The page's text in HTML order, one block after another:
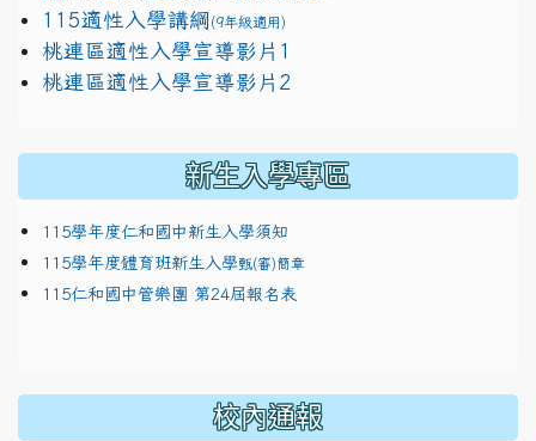
115適性入學講綱 (9年級適用)
link to https://docs.google.com/presentation/d/
桃連區適性入學宣導影片1
link to https://docs.google.com/presentation/d/
桃連區適性入學宣導影片2
新生入學專區
115學年度仁和國中新生入學須知
115學年度體育班新生入學甄(審)簡章
115仁和國中管樂團 第24屆報名表
校內通報